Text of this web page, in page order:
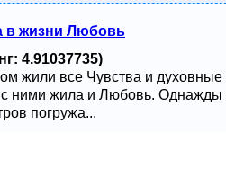
в жизни Любовь
4.91037735)
жили все Чувства и
с ними жила и Любовь. Однажды
погружа...